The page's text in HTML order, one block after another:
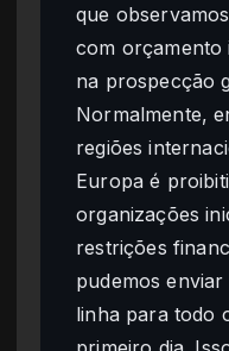
que
com orçamento
na prospecção
Normalmente,
regiões
Europa é
organizações
restrições
pudemos
linha para todo